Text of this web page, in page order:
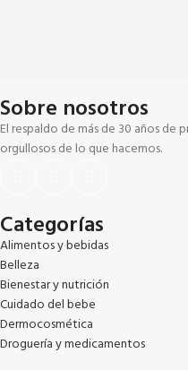
Sobre nosotros
El respaldo de más de 30 años de
orgullosos de lo que hacemos.
Categorías
Alimentos y bebidas
Belleza
Bienestar y nutrición
Cuidado del bebe
Dermocosmética
Droguería y medicamentos